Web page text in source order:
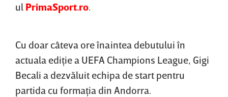
ul PrimaSport.ro.
Cu doar câteva ore înaintea debutului în
actuala ediţie a UEFA Champions League, Gigi
Becali a dezvăluit echipa de start pentru
partida cu formaţia din Andorra.